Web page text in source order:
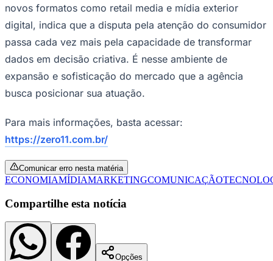
Coritiba
novos formatos como retail media e mídia exterior
digital, indica que a disputa pela atenção do consumidor
passa cada vez mais pela capacidade de transformar
dados em decisão criativa. É nesse ambiente de
expansão e sofisticação do mercado que a agência
busca posicionar sua atuação.
Para mais informações, basta acessar:
https://zero11.com.br/
Comunicar erro nesta matéria
ECONOMIAMÍDIAMARKETINGCOMUNICAÇÃO
Compartilhe esta notícia
Opções